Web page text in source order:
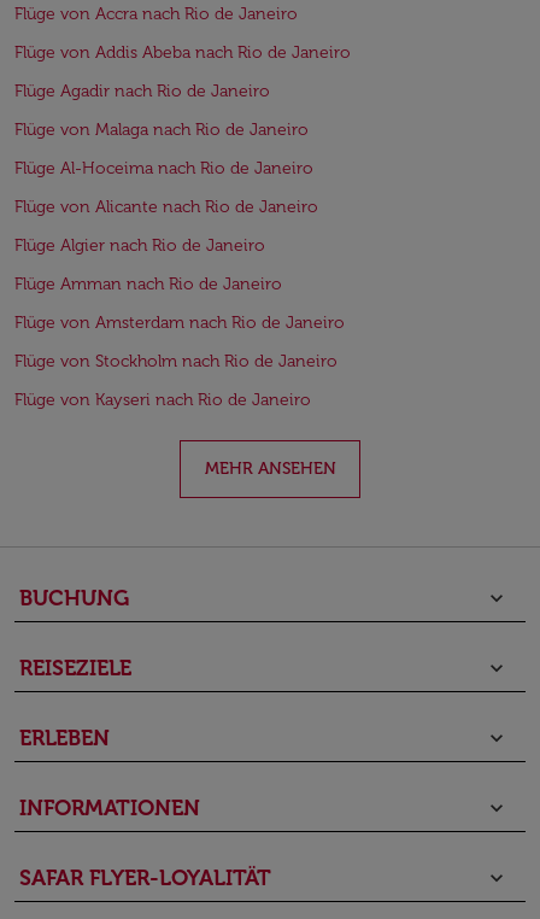
Flüge von Accra nach Rio de Janeiro
Flüge von Addis Abeba nach Rio de Janeiro
Flüge Agadir nach Rio de Janeiro
Flüge von Malaga nach Rio de Janeiro
Flüge Al-Hoceima nach Rio de Janeiro
Flüge von Alicante nach Rio de Janeiro
Flüge Algier nach Rio de Janeiro
Flüge Amman nach Rio de Janeiro
Flüge von Amsterdam nach Rio de Janeiro
Flüge von Stockholm nach Rio de Janeiro
Flüge von Kayseri nach Rio de Janeiro
MEHR ANSEHEN
BUCHUNG keyboard_arrow_down
REISEZIELE keyboard_arrow_down
ERLEBEN keyboard_arrow_down
INFORMATIONEN keyboard_arrow_down
SAFAR FLYER-LOYALITÄT keyboard_arrow_down